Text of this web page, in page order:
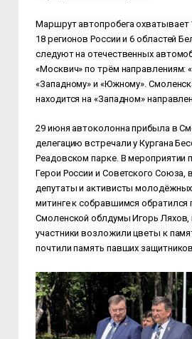
Маршрут автопробега охватывает
18 регионов России и 6 областей
следуют на отечественных
«Москвич» по трём направлениям:
«Западному» и «Южному».
находится на «Западном»
29 июня автоколонна прибыла в
делегацию встречали у Кургана
Реадовском парке. В мероприятии
Герои России и Советского Союза,
депутаты и активисты молодёжных
митинге к собравшимся обратился
Смоленской облдумы Игорь Ляхов,
участники возложили цветы к
почтили память павших